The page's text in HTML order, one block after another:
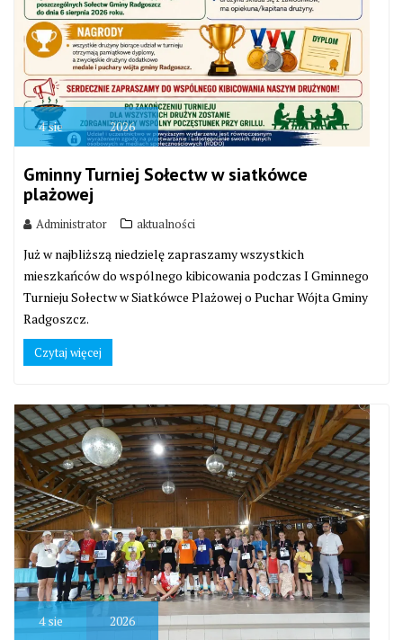
4sie 2026
Gminny Turniej Sołectw w siatkówce
plażowej
Administrator aktualności
Już w najbliższą niedzielę zapraszamy wszystkich
mieszkańców do wspólnego kibicowania podczas I Gminnego
Turnieju Sołectw w Siatkówce Plażowej o Puchar Wójta Gminy
Radgoszcz.
Czytaj więcej
4sie 2026